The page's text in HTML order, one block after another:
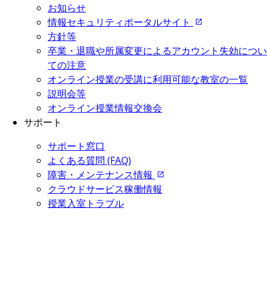
お知らせ
情報セキュリティポータルサイト
方針等
卒業・退職や所属変更によるアカウント失効につい
ての注意
オンライン授業の受講に利用可能な教室の一覧
説明会等
オンライン授業情報交換会
サポート
サポート窓口
よくある質問 (FAQ)
障害・メンテナンス情報
クラウドサービス稼働情報
授業入室トラブル